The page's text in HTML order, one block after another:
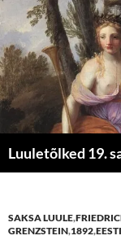
Luuletõlked 19.
SAKSA LUULE,
GRENZSTEIN,1892,